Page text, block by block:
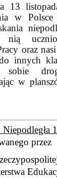
13
w
oraz
innych
sobie
w
Niepodległa
przez